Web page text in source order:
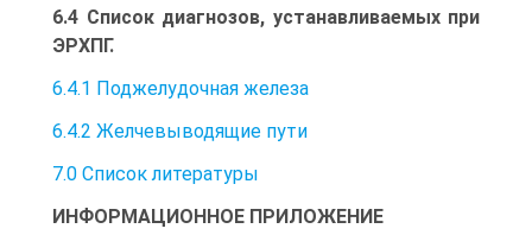
6.4 Список диагнозов, устанавливаемых при
ЭРХПГ.
6.4.1 Поджелудочная железа
6.4.2 Желчевыводящие пути
7.0 Список литературы
ИНФОРМАЦИОННОЕ ПРИЛОЖЕНИЕ